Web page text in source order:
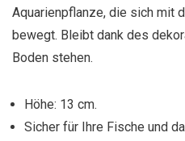
Aquarienpflanze, die sich mit
bewegt. Bleibt dank des
Boden stehen.
Höhe: 13 cm.
Sicher für Ihre Fische und